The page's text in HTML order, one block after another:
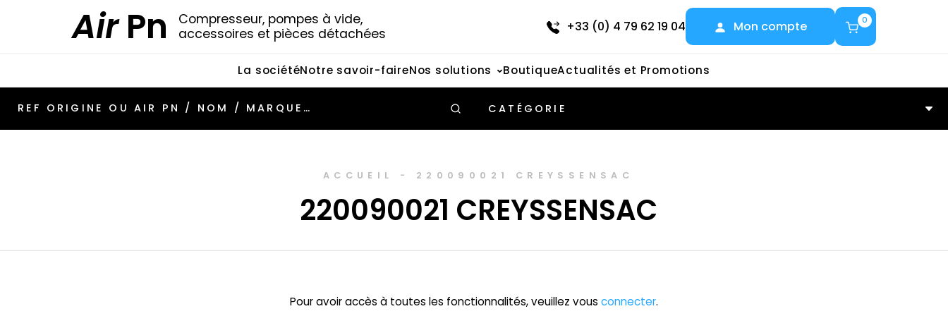
AirPn
Compresseur, pompes à vide,
accessoires et pièces détachées
+33 (0) 4 79 62 19 04 Mon compte 0
La sociétéNotre savoir-faireNos solutions BoutiqueActualités et Promotions
CATÉGORIE
ACCUEIL - 220090021 CREYSSENSAC
220090021 CREYSSENSAC
Pour avoir accès à toutes les fonctionnalités, veuillez vous connecter.